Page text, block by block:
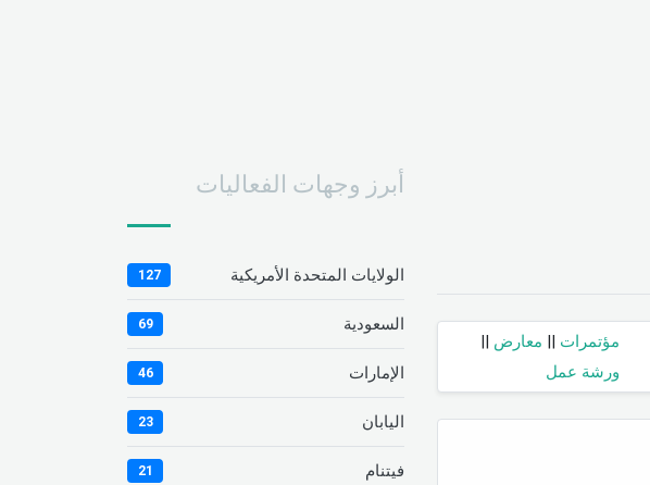
مؤتمرات || معارض ||
ورشة عمل
أبرز وجهات الفعاليات
الولايات المتحدة الأمريكية 127
السعودية 69
الإمارات 46
اليابان 23
فيتنام 21